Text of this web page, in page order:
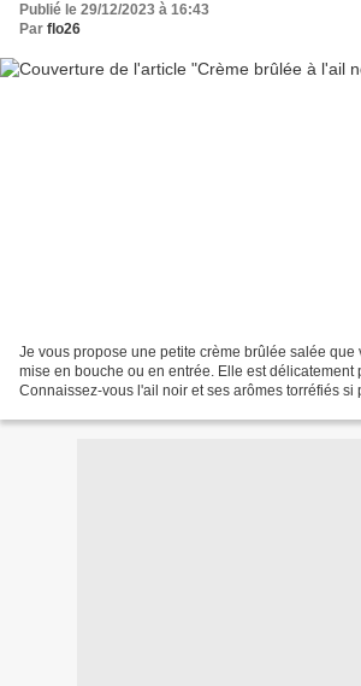
Publié le 29/12/2023 à 16:43
Par flo26
Je vous propose une petite crème brûlée salée que
mise en bouche ou en entrée. Elle est délicatement
Connaissez-vous l'ail noir et ses arômes torréfiés si